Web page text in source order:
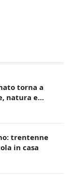
torna a
natura e
trentenne
in casa